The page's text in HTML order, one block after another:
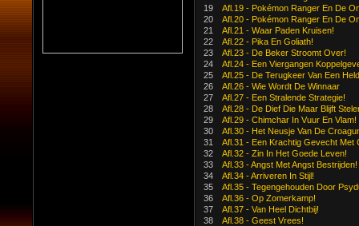
19
Afl.19 - Pokémon Ranger En De
20
Afl.20 - Pokémon Ranger En De
21
Afl.21 - Waar Paden Kruisen!
22
Afl.22 - Pika En Goliath!
23
Afl.23 - De Beker Stroomt Over!
24
Afl.24 - Een Viergangen
25
Afl.25 - De Terugkeer Van Een
26
Afl.26 - Wie Wordt De Winnaar
27
Afl.27 - Een Stralende Strategie!
28
Afl.28 - De Dief Die Maar Blijft
29
Afl.29 - Chimchar In Vuur En Vlam!
30
Afl.30 - Het Neusje Van De
31
Afl.31 - Een Krachtig Gevecht Met
32
Afl.32 - Zin In Het Goede Leven!
33
Afl.33 - Angst Met Angst Bestrijden!
34
Afl.34 - Arriveren In Stijl!
35
Afl.35 - Tegengehouden Door
36
Afl.36 - Op Zomerkamp!
37
Afl.37 - Van Heel Dichtbij!
38
Afl.38 - Geest Vrees!